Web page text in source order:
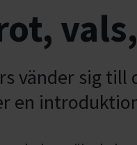
vänder sig
en